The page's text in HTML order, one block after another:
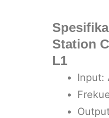
Station
L1
Input: